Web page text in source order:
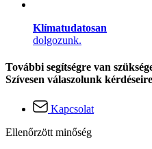
Klímatudatosan
dolgozunk.
További segítségre van
Szívesen válaszolunk
Kapcsolat
Ellenőrzött minőség